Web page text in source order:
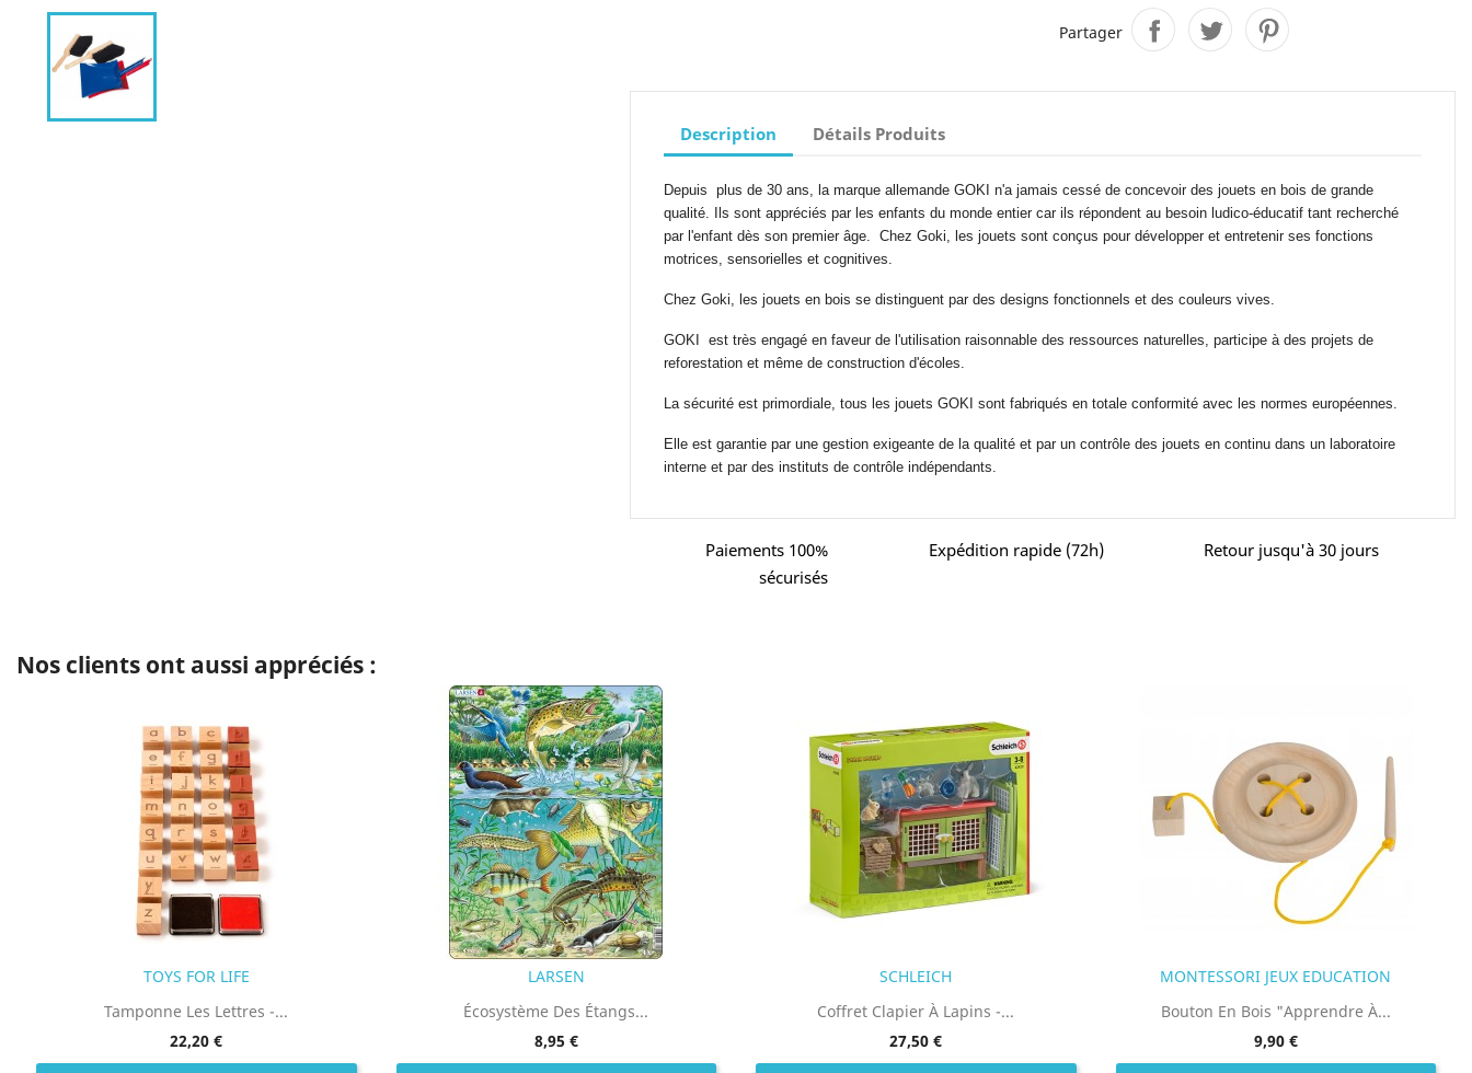
Partager
Description Détails Produits
Depuis plus de 30 ans, la marque allemande GOKI n'a jamais cessé de concevoir des jouets en bois de grande
qualité. Ils sont appréciés par les enfants du monde entier car ils répondent au besoin ludico-éducatif tant recherché
par l'enfant dès son premier âge. Chez Goki, les jouets sont conçus pour développer et entretenir ses fonctions
motrices, sensorielles et cognitives.
Chez Goki, les jouets en bois se distinguent par des designs fonctionnels et des couleurs vives.
GOKI est très engagé en faveur de l'utilisation raisonnable des ressources naturelles, participe à des projets de
reforestation et même de construction d'écoles.
La sécurité est primordiale, tous les jouets GOKI sont fabriqués en totale conformité avec les normes européennes.
Elle est garantie par une gestion exigeante de la qualité et par un contrôle des jouets en continu dans un laboratoire
interne et par des instituts de contrôle indépendants.
Paiements 100%
sécurisés
Expédition rapide (72h) Retour jusqu'à 30 jours
Nos clients ont aussi appréciés :
TOYS FOR LIFE
Tamponne Les Lettres -...
22,20 €
LARSEN
Écosystème Des Étangs...
8,95 €
SCHLEICH
Coffret Clapier À Lapins -...
27,50 €
MONTESSORI JEUX EDUCATION
Bouton En Bois "Apprendre À...
9,90 €